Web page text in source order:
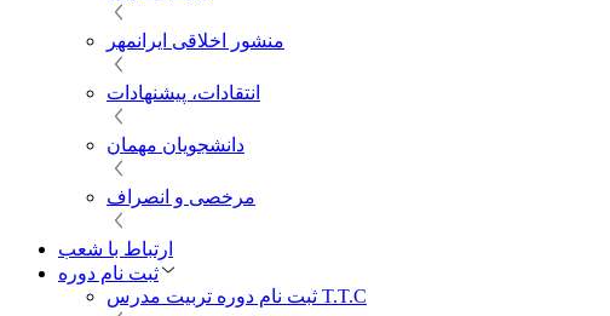
منشور اخلاقی ایرانمهر
انتقادات، پیشنهادات
دانشجویان مهمان
مرخصی و انصراف
ارتباط با شعب
ثبت نام دوره
ثبت نام دوره تربیت مدرس T.T.C